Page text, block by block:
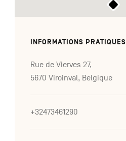
INFORMATIONS PRATIQUES
Rue de Vierves 27,
5670 Viroinval, Belgique
+32473461290